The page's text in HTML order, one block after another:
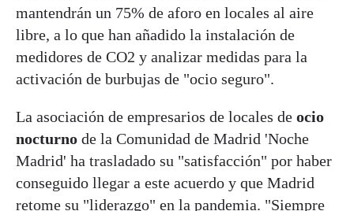
mantendrán un 75% de aforo en locales al aire
libre, a lo que han añadido la instalación de
medidores de CO2 y analizar medidas para la
activación de burbujas de "ocio seguro".
La asociación de empresarios de locales de ocio
nocturno de la Comunidad de Madrid 'Noche
Madrid' ha trasladado su "satisfacción" por haber
conseguido llegar a este acuerdo y que Madrid
retome su "liderazgo" en la pandemia. "Siempre